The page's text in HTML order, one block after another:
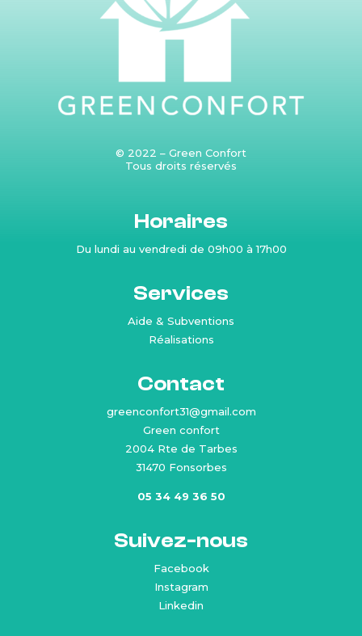
© 2022 – Green Confort
Tous droits réservés
Horaires
Du lundi au vendredi de 09h00 à 17h00
Services
Aide & Subventions
Réalisations
Contact
greenconfort31@gmail.com
Green confort
2004 Rte de Tarbes
31470 Fonsorbes
05 34 49 36 50
Suivez-nous
Facebook
Instagram
Linkedin